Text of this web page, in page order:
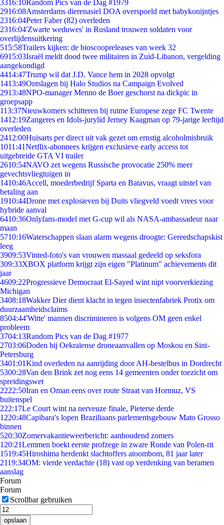
3316:10Random Pics van de Dag #1979
2916:08Amsterdams dierenasiel DOA overspoeld met babykonijntjes
2316:04Peter Faber (82) overleden
2316:04'Zwarte weduwes' in Rusland trouwen soldaten voor
overlijdensuitkering
515:58Trailers kijken: de bioscoopreleases van week 32
6915:03Israël meldt dood twee militairen in Zuid-Libanon, vergelding
aangekondigd
4414:47Trump wil dat J.D. Vance hem in 2028 opvolgt
1413:49Ontslagen bij Halo Studios na Campaign Evolved
2913:48NPO-manager Menno de Boer geschorst na dickpic in
groepsapp
113:37Nieuwkomers schitteren bij ruime Europese zege FC Twente
1412:19Zangeres en Idols-jurylid Jerney Kaagman op 79-jarige leeftijd
overleden
2412:00Huisarts per direct uit vak gezet om ernstig alcoholmisbruik
1011:41Netflix-abonnees krijgen exclusieve early access tot
uitgebreide GTA VI trailer
2610:54NAVO zet wegens Russische provocatie 250% meer
gevechtsvliegtuigen in
1410:46Accell, moederbedrijf Sparta en Batavus, vraagt uitstel van
betaling aan
1910:44Drone met explosieven bij Duits vliegveld voedt vrees voor
hybride aanval
6410:36Onlyfans-model met G-cup wil als NASA-ambassadeur naar
maan
5710:16Waterschappen slaan alarm wegens droogte: Gereedschapskist
leeg
3909:53Vinted-foto's van vrouwen massaal gedeeld op seksfora
309:33XBOX platform krijgt zijn eigen "Platinum" achievements dit
jaar
4609:22Progressieve Democraat El-Sayed wint nipt voorverkiezing
Michigan
3408:18Wakker Dier dient klacht in tegen insectenfabriek Protix om
duurzaamheidsclaims
8504:44'Witte' mannen discrimineren is volgens OM geen enkel
probleem
3704:13Random Pics van de Dag #1977
2703:06Doden bij Oekraïense droneaanvallen op Moskou en Sint-
Petersburg
3401:01Kind overleden na aanrijding door AH-bestelbus in Dordrecht
5300:28Van den Brink zet nog eens 14 gemeenten onder toezicht om
spreidingswet
2222:50Iran en Oman eens over route Straat van Hormuz, VS
buitenspel
222:17Le Court wint na nerveuze finale, Pieterse derde
1220:48Capibara's lopen Braziliaans parlementsgebouw Mato Grosso
binnen
520:30Zomervakantieweerbericht: aanhoudend zomers
1 20:21Lemmen boekt eerste profzege in zware Ronde van Polen-rit
1519:45Hiroshima herdenkt slachtoffers atoombom, 81 jaar later
2119:34OM: vierde verdachte (18) vast op verdenking van beramen
aanslag
Forum
Forum
Scrollbar gebruiken
opslaan